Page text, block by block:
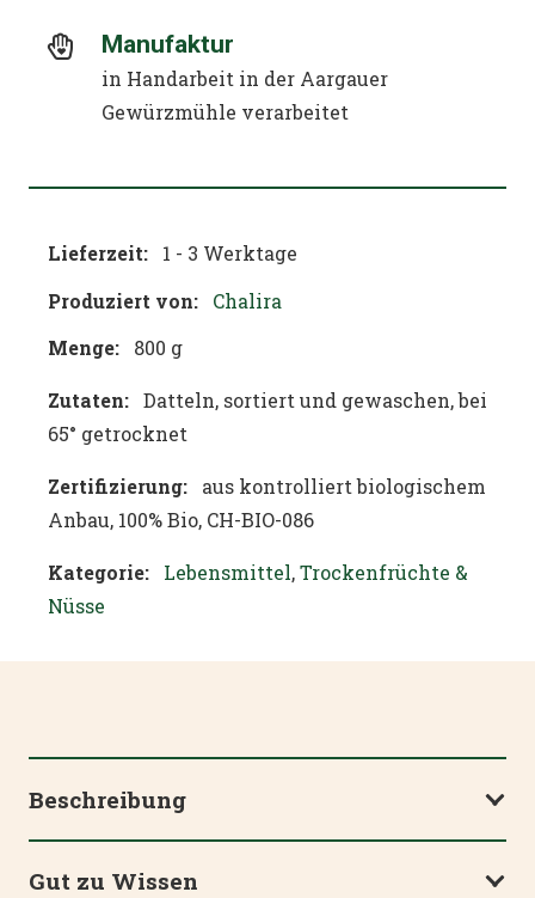
Manufaktur
in Handarbeit in der Aargauer
Gewürzmühle verarbeitet
Lieferzeit:
1 - 3 Werktage
Produziert von:
Chalira
Menge:
800 g
Zutaten: Datteln, sortiert und gewaschen, bei
65° getrocknet
Zertifizierung:
aus kontrolliert biologischem
Anbau, 100% Bio, CH-BIO-086
Kategorie: Lebensmittel,Trockenfrüchte &
Nüsse
Beschreibung
Gut zu Wissen